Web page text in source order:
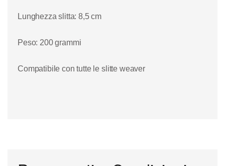
Lunghezza slitta: 8,5 cm
Peso: 200 grammi
Compatibile con tutte le slitte weaver